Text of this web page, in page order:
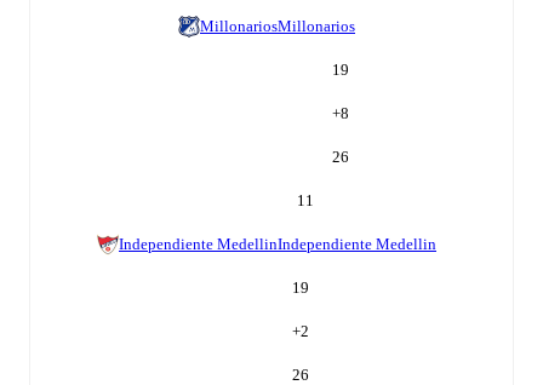
MillonariosMillonarios
19
+8
26
11
Independiente MedellinIndependiente Medellin
19
+2
26